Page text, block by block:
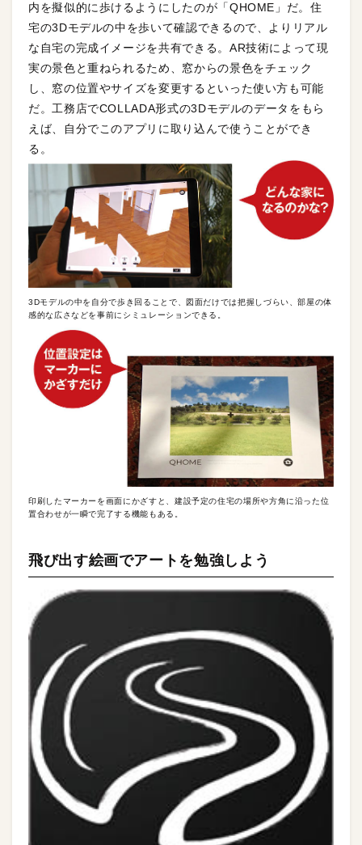
内を擬似的に歩けるようにしたのが「QHOME」だ。住
宅の3Dモデルの中を歩いて確認できるので、よりリアル
な自宅の完成イメージを共有できる。AR技術によって現
実の景色と重ねられるため、窓からの景色をチェック
し、窓の位置やサイズを変更するといった使い方も可能
だ。工務店でCOLLADA形式の3Dモデルのデータをもら
えば、自分でこのアプリに取り込んで使うことができ
る。
3Dモデルの中を自分で歩き回ることで、図面だけでは把握しづらい、部屋の体
感的な広さなどを事前にシミュレーションできる。
印刷したマーカーを画面にかざすと、建設予定の住宅の場所や方角に沿った位
置合わせが一瞬で完了する機能もある。
飛び出す絵画でアートを勉強しよう